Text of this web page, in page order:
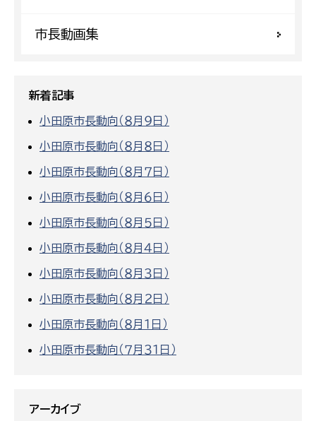
市長動画集
新着記事
小田原市長動向（８月９日）
小田原市長動向（８月８日）
小田原市長動向（８月７日）
小田原市長動向（８月６日）
小田原市長動向（８月５日）
小田原市長動向（８月４日）
小田原市長動向（８月３日）
小田原市長動向（８月２日）
小田原市長動向（８月１日）
小田原市長動向（７月３１日）
アーカイブ